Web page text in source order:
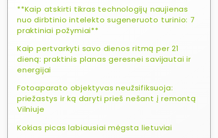
**Kaip atskirti tikras technologijų naujienas
nuo dirbtinio intelekto sugeneruoto turinio: 7
praktiniai požymiai**
Kaip pertvarkyti savo dienos ritmą per 21
dieną: praktinis planas geresnei savijautai ir
energijai
Fotoaparato objektyvas neužsifiksuoja:
priežastys ir ką daryti prieš nešant į remontą
Vilniuje
Kokias picas labiausiai mėgsta lietuviai